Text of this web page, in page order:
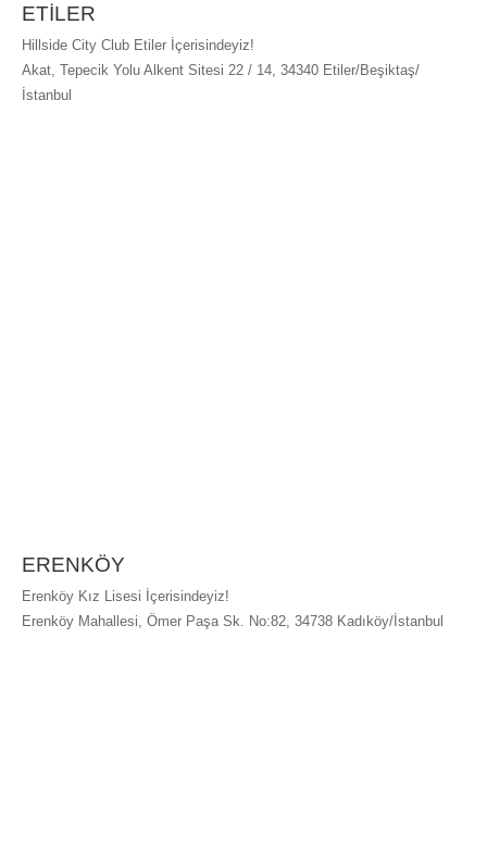
ETİLER
Hillside City Club Etiler İçerisindeyiz!
Akat, Tepecik Yolu Alkent Sitesi 22 / 14, 34340 Etiler/Beşiktaş/
İstanbul
ERENKÖY
Erenköy Kız Lisesi İçerisindeyiz!
Erenköy Mahallesi, Ömer Paşa Sk. No:82, 34738 Kadıköy/İstanbul